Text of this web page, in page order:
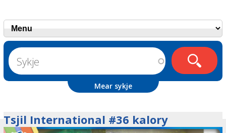
Mear sykje
Tsjil International #36 kalory